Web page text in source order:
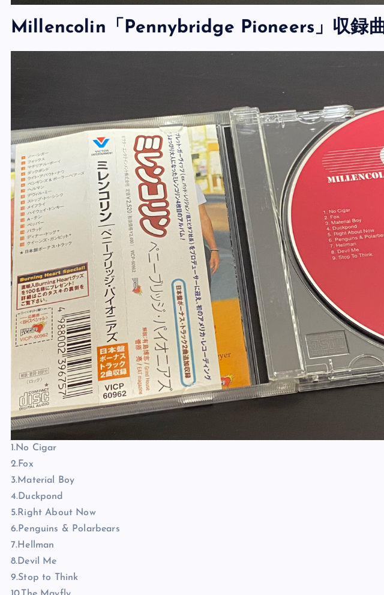
Millencolin「Pennybridge Pioneers」収録曲
1.No Cigar
2.Fox
3.Material Boy
4.Duckpond
5.Right About Now
6.Penguins & Polarbears
7.Hellman
8.Devil Me
9.Stop to Think